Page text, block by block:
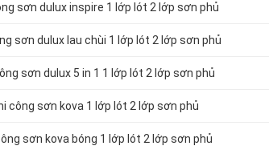
sơn dulux inspire 1 lớp lót 2 lớp sơn phủ
sơn dulux lau chùi 1 lớp lót 2 lớp sơn phủ
sơn dulux 5 in 1 1 lớp lót 2 lớp sơn phủ
công sơn kova 1 lớp lót 2 lớp sơn phủ
sơn kova bóng 1 lớp lót 2 lớp sơn phủ